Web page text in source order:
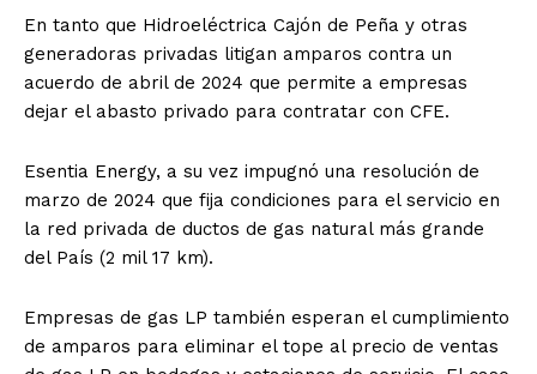
En tanto que Hidroeléctrica Cajón de Peña y otras
generadoras privadas litigan amparos contra un
acuerdo de abril de 2024 que permite a empresas
dejar el abasto privado para contratar con CFE.
Esentia Energy, a su vez impugnó una resolución de
marzo de 2024 que fija condiciones para el servicio en
la red privada de ductos de gas natural más grande
del País (2 mil 17 km).
Empresas de gas LP también esperan el cumplimiento
de amparos para eliminar el tope al precio de ventas